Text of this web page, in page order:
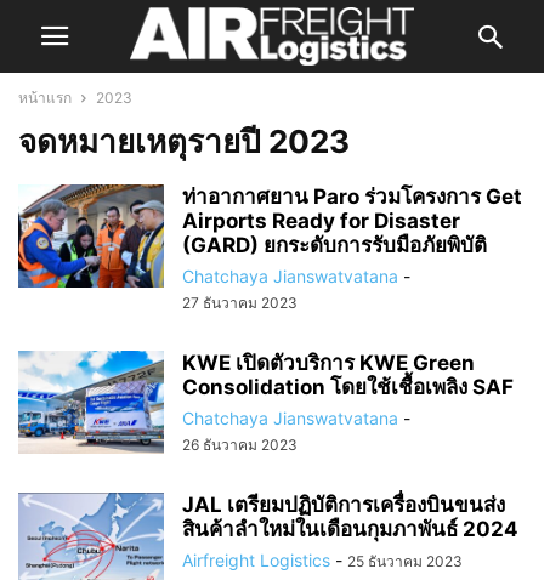
หน้าแรก 2023
จดหมายเหตุรายปี 2023
ท่าอากาศยาน Paro ร่วมโครงการ Get
Airports Ready for Disaster
(GARD) ยกระดับการรับมือภัยพิบัติ
Chatchaya Jianswatvatana -
27 ธันวาคม 2023
KWE เปิดตัวบริการ KWE Green
Consolidation โดยใช้เชื้อเพลิง SAF
Chatchaya Jianswatvatana -
26 ธันวาคม 2023
JAL เตรียมปฏิบัติการเครื่องบินขนส่ง
สินค้าลำใหม่ในเดือนกุมภาพันธ์ 2024
Airfreight Logistics - 25 ธันวาคม 2023